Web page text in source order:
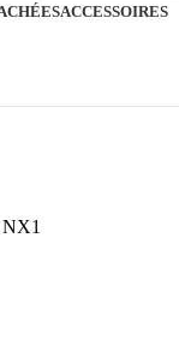
ACCESSOIRES